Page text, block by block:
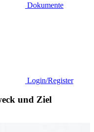
Dokumente
Login/Register
und Ziel